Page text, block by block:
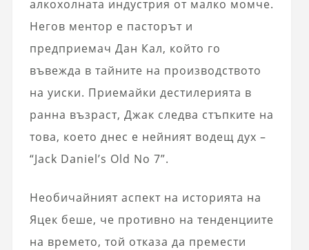
алкохолната индустрия от малко момче.
Негов ментор е пасторът и
предприемач Дан Кал, който го
въвежда в тайните на производството
на уиски. Приемайки дестилерията в
ранна възраст, Джак следва стъпките на
това, което днес е нейният водещ дух –
“Jack Daniel’s Old No 7”.
Необичайният аспект на историята на
Яцек беше, че противно на тенденциите
на времето, той отказа да премести